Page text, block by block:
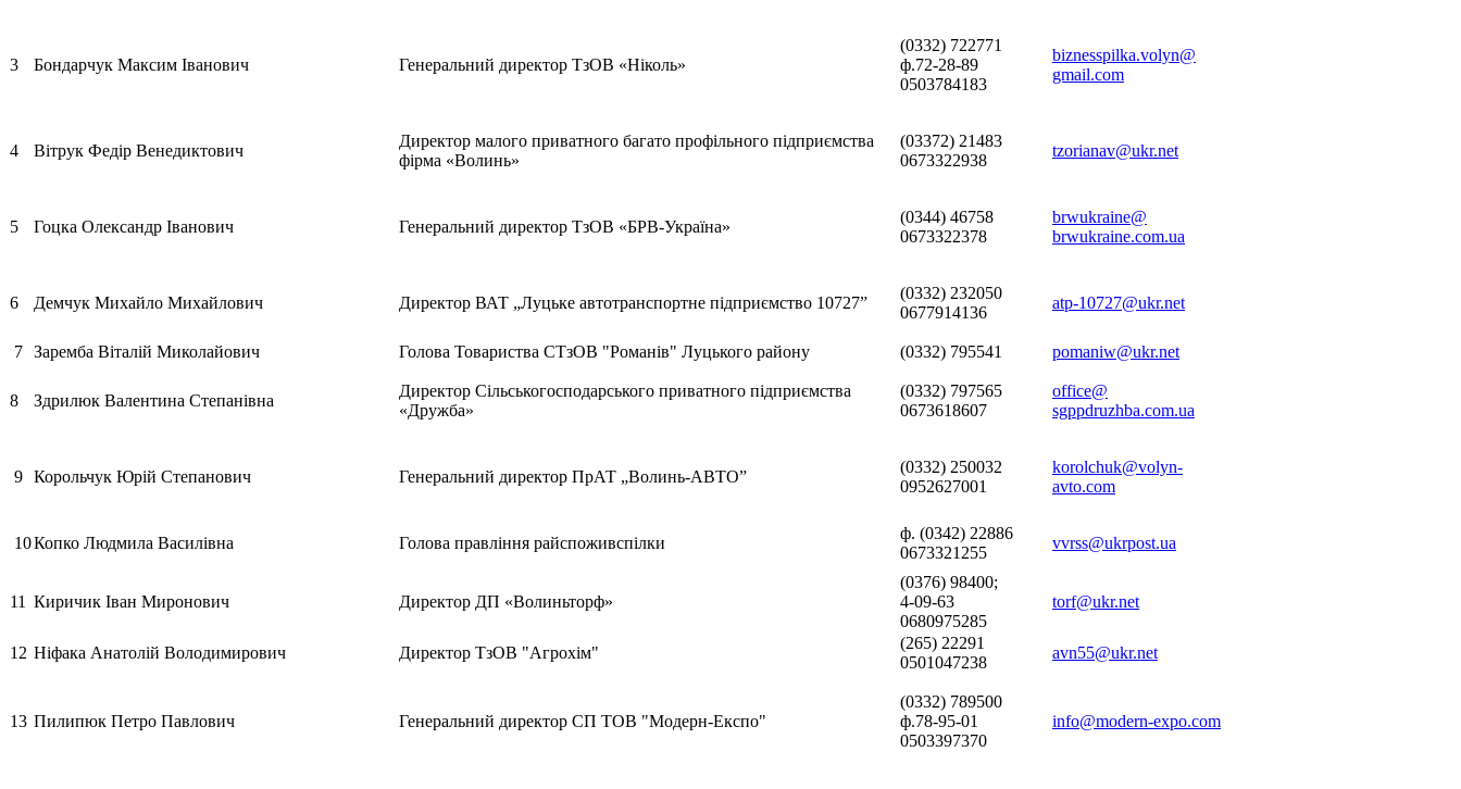
3 Бондарчук Максим Іванович Генеральний директор ТзОВ «Ніколь»
(0332) 722771
ф.72-28-89
0503784183
biznesspilka.volyn@
gmail.com
4 Вітрук Федір Венедикто­вич
Директор малого приватного багато профільного підприємства
фірма «Волинь»
(03372) 21483
0673322938
tzorianav@ukr.net
5 Гоцка Олександр Іванович Генеральний директор ТзОВ «БРВ-Україна»
(0344) 46758
0673322378
brwukraine@
brwukraine.com.ua
6 Демчук Михайло Михайлович Директор ВАТ „Луцьке автотранспортне підприємство 10727”
(0332) 232050
0677914136
atp-10727@ukr.net
7 Заремба Віталій Миколайович Голова Товариства СТзОВ "Романів" Луцького району (0332) 795541 pomaniw@ukr.net
8 Здрилюк Валентина Степанівна
Директор Сільськогосподарського приватного підприємства
«Дружба»
(0332) 797565
0673618607
office@
sgppdruzhba.com.ua
9 Корольчук Юрій Степанович Генеральний директор ПрАТ „Волинь-АВТО”
(0332) 250032
0952627001
korolchuk@volyn-
avto.com
10Копко Людмила Василівна Голова правління райспоживспілки
ф. (0342) 22886
0673321255
vvrss@ukrpost.ua
11 Киричик Іван Миронович Директор ДП «Волиньторф»
(0376) 98400;
4-09-63
0680975285
torf@ukr.net
12 Ніфака Анатолій Володимирович Директор ТзОВ "Агрохім"
(265) 22291
0501047238
avn55@ukr.net
13 Пилипюк Петро Павлович Генеральний директор СП ТОВ "Модерн-Експо"
(0332) 789500
ф.78-95-01
0503397370
info@modern-expo.com